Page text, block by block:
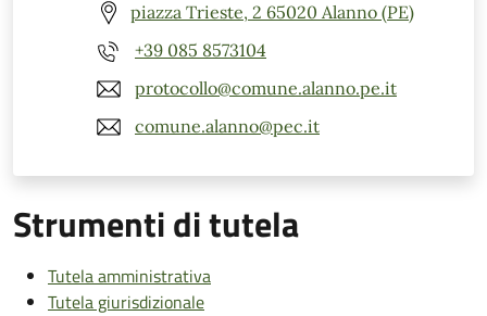
piazza Trieste, 2 65020 Alanno (PE)
+39 085 8573104
protocollo@comune.alanno.pe.it
comune.alanno@pec.it
Strumenti di tutela
Tutela amministrativa
Tutela giurisdizionale